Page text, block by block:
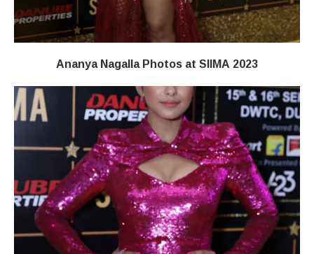
Ananya Nagalla Photos at SIIMA 2023